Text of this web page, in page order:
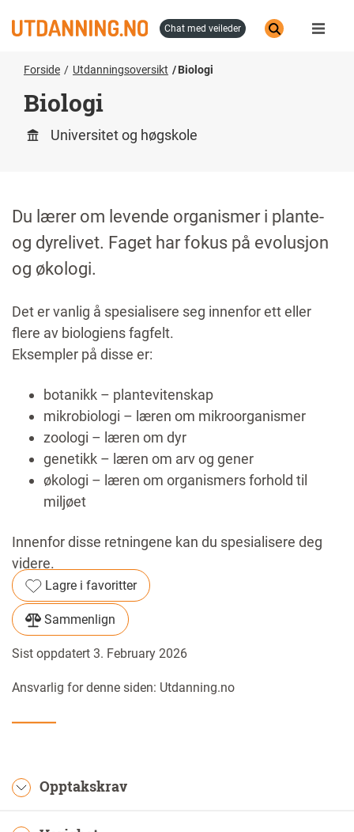
til
chat med veileder
Forside Utdanningsoversikt Biologi
Biologi
Universitet og høgskole
Du lærer om levende organismer i plante-
og dyrelivet. Faget har fokus på evolusjon
og økologi.
Det er vanlig å spesialisere seg innenfor ett eller
flere av biologiens fagfelt.
Eksempler på disse er:
botanikk – plantevitenskap
mikrobiologi – læren om mikroorganismer
zoologi – læren om dyr
genetikk – læren om arv og gener
økologi – læren om organismers forhold til
miljøet
Innenfor disse retningene kan du spesialisere deg
videre.
Lagre i favoritter
Sammenlign
Sist oppdatert 3. February 2026
Ansvarlig for denne siden: Utdanning.no
Opptakskrav